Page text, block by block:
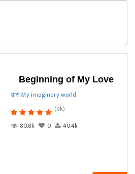
Beginning of My Love
द्वारा My imaginary world
(9k)
80.8k
0 40.4k